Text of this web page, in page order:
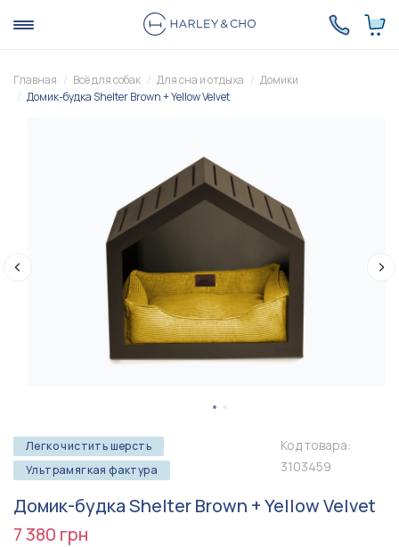
Главная Всё для собак Для сна и отдыха
Домики
Домик-будка Shelter Brown + Yellow Velvet
Легко чистить шерсть
Ультрамягкая фактура
Код товара:
3103459
Домик-будка Shelter Brown + Yellow Velvet
7 380 грн